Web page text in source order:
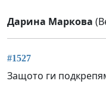
Дарина Маркова
#1527
Защото ги